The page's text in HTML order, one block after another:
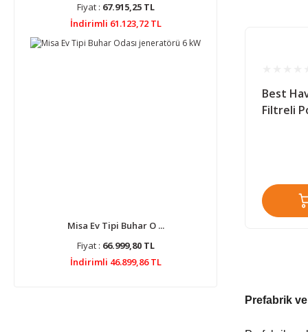
Fiyat : 67.915,25 TL
İndirimli 61.123,72 TL
Misa Ev Tipi Buhar O ...
Fiyat : 66.999,80 TL
İndirimli 46.899,86 TL
Best
Filtreli
Prefabrik